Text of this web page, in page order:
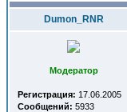
Dumon_RNR
Модератор
Регистрация: 17.06.2005
Сообщений: 5933